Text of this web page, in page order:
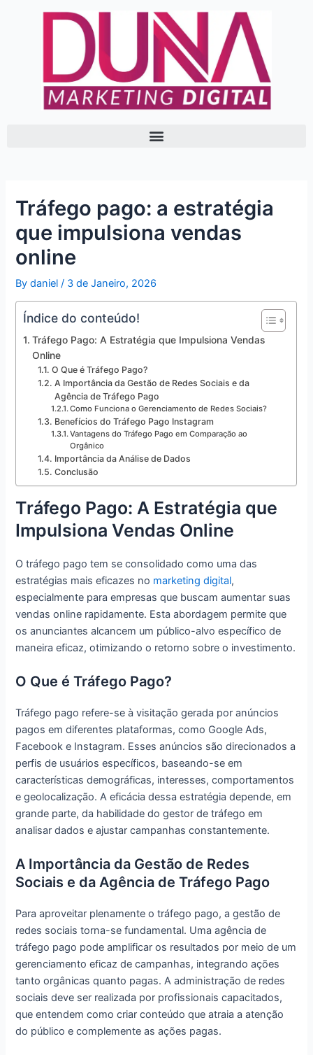
Tráfego pago: a estratégia
que impulsiona vendas
online
Bydaniel / 3 de Janeiro, 2026
Índice do conteúdo!
Tráfego Pago: A Estratégia que Impulsiona Vendas
Online
O Que é Tráfego Pago?
A Importância da Gestão de Redes Sociais e da
Agência de Tráfego Pago
Como Funciona o Gerenciamento de Redes Sociais?
Benefícios do Tráfego Pago Instagram
Vantagens do Tráfego Pago em Comparação ao
Orgânico
Importância da Análise de Dados
Conclusão
Tráfego Pago: A Estratégia que
Impulsiona Vendas Online
O tráfego pago tem se consolidado como uma das
estratégias mais eficazes no marketing digital,
especialmente para empresas que buscam aumentar suas
vendas online rapidamente. Esta abordagem permite que
os anunciantes alcancem um público-alvo específico de
maneira eficaz, otimizando o retorno sobre o investimento.
O Que é Tráfego Pago?
Tráfego pago refere-se à visitação gerada por anúncios
pagos em diferentes plataformas, como Google Ads,
Facebook e Instagram. Esses anúncios são direcionados a
perfis de usuários específicos, baseando-se em
características demográficas, interesses, comportamentos
e geolocalização. A eficácia dessa estratégia depende, em
grande parte, da habilidade do gestor de tráfego em
analisar dados e ajustar campanhas constantemente.
A Importância da Gestão de Redes
Sociais e da Agência de Tráfego Pago
Para aproveitar plenamente o tráfego pago, a gestão de
redes sociais torna-se fundamental. Uma agência de
tráfego pago pode amplificar os resultados por meio de um
gerenciamento eficaz de campanhas, integrando ações
tanto orgânicas quanto pagas. A administração de redes
sociais deve ser realizada por profissionais capacitados,
que entendem como criar conteúdo que atraia a atenção
do público e complemente as ações pagas.
navigation